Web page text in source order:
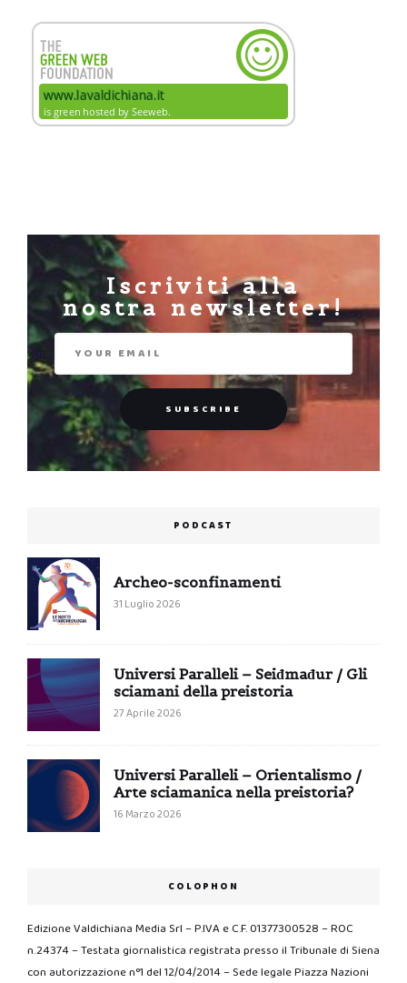
Iscriviti alla
nostra newsletter!
PODCAST
Archeo-sconfinamenti
31 Luglio 2026
Universi Paralleli – Seiđmađur / Gli
sciamani della preistoria
27 Aprile 2026
Universi Paralleli – Orientalismo /
Arte sciamanica nella preistoria?
16 Marzo 2026
COLOPHON
Edizione Valdichiana Media Srl – P.IVA e C.F. 01377300528 – ROC
n.24374 – Testata giornalistica registrata presso il Tribunale di Siena
con autorizzazione n°1 del 12/04/2014 – Sede legale Piazza Nazioni